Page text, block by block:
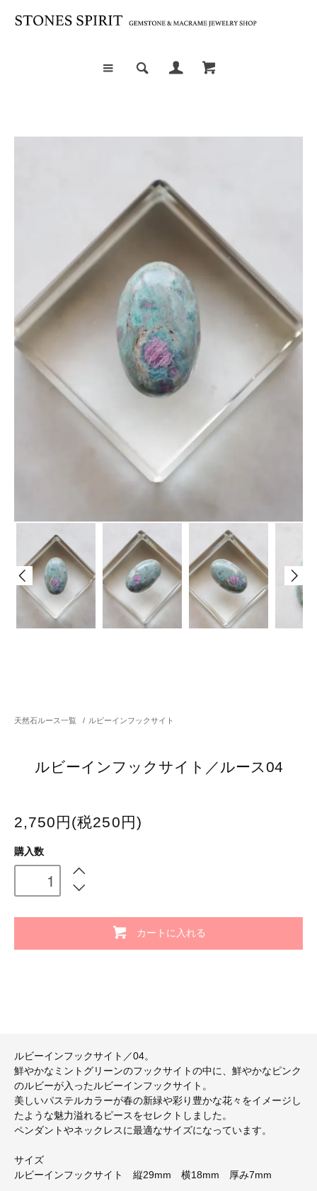
天然石ルース一覧 / ルビーインフックサイト
ルビーインフックサイト／ルース04
2,750円(税250円)
購入数
カートに入れる
ルビーインフックサイト／04。
鮮やかなミントグリーンのフックサイトの中に、鮮やかなピンク
のルビーが入ったルビーインフックサイト。
美しいパステルカラーが春の新緑や彩り豊かな花々をイメージし
たような魅力溢れるピースをセレクトしました。
ペンダントやネックレスに最適なサイズになっています。
サイズ
ルビーインフックサイト 縦29mm 横18mm 厚み7mm